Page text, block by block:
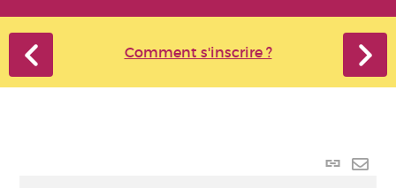
Comment s'inscrire ?
Lien